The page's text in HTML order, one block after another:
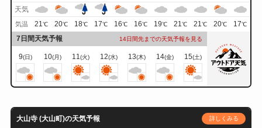
天気
気温 21℃ 20℃ 18℃ 17℃ 16℃ 16℃ 19℃ 21℃ 21℃ 20℃ 17℃
7日間天気予報 14日間先までの天気予報を見る
9(日) 10(月) 11(火) 12(水) 13(木) 14(金) 15(土)
大山寺 (大山町)の天気予報 詳しくみる